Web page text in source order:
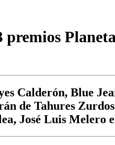
Calderón, Blue
de Tahures Zurdos
José Luis Melero